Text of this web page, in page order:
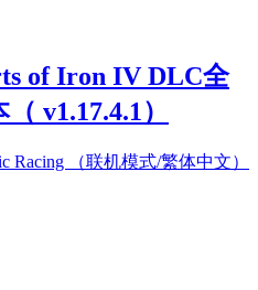
of Iron IV DLC全
v1.17.4.1）